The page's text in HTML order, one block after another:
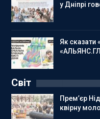
у Дніпрі
Як сказати
Світ
Прем’єр
квірну